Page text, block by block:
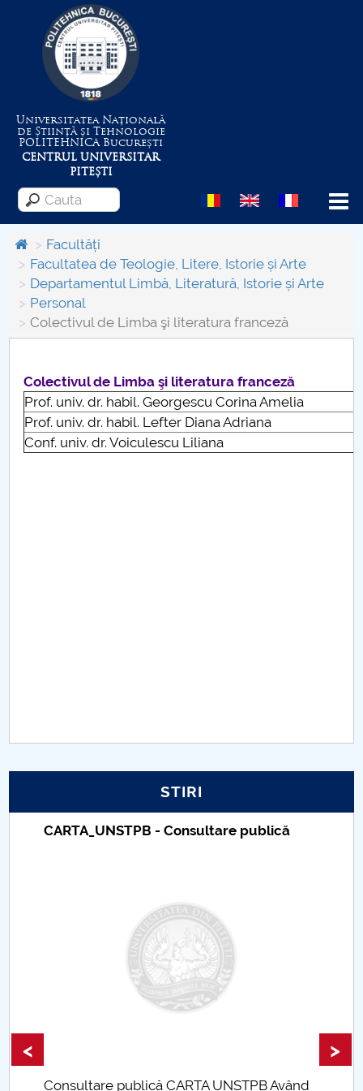
Universitatea Națională
de Știință și Tehnologie
POLITEHNICABucurești
CENTRUL UNIVERSITAR
PITEȘTI
Menu
Despre Universitate
Centrul de Management al Proiectelor
Nr. de telefon si adrese Facultăți
Admitere
Proiect SU-ETIC
UNIVERSITATE pentru comunitate
IOSUD/CSUD-Doctorate
Comisie de etica unversitară
Evenimente CUP
Accesibilitate pentru studenții cu dizabilități
Facultăți
Facultatea de Teologie, Litere, Istorie și Arte
Departamentul Limbă, Literatură, Istorie și Arte
Personal
Colectivul de Limba şi literatura franceză
Colectivul de Limba şi literatura franceză
Prof. univ. dr. habil. Georgescu Corina Amelia
Prof. univ. dr. habil. Lefter Diana Adriana
Conf. univ. dr. Voiculescu Liliana
STIRI
CARTA_UNSTPB - Consultare publică
Consultare publică CARTA UNSTPB Având
< >